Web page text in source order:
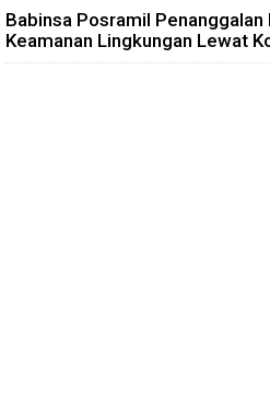
Babinsa Posramil
Keamanan Lingkungan Lewat